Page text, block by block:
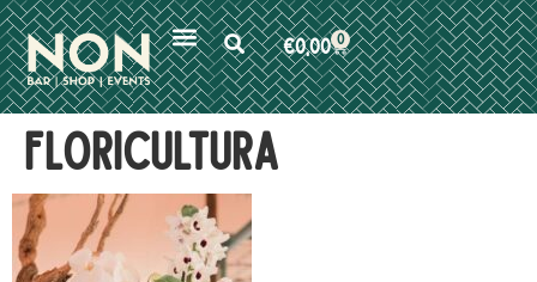
€0,00 0
floricultura